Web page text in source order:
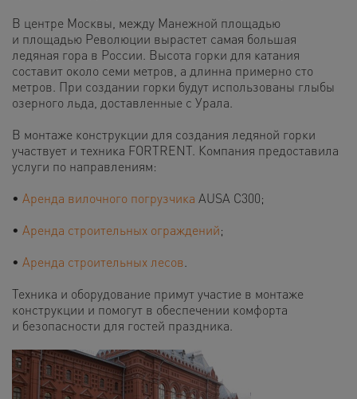
В центре Москвы, между Манежной площадью
и площадью Революции вырастет самая большая
ледяная гора в России. Высота горки для катания
составит около семи метров, а длинна примерно сто
метров. При создании горки будут использованы глыбы
озерного льда, доставленные с Урала.
В монтаже конструкции для создания ледяной горки
участвует и техника FORTRENT. Компания предоставила
услуги по направлениям:
• Аренда вилочного погрузчика AUSA C300;
• Аренда строительных ограждений;
• Аренда строительных лесов
Техника и оборудование примут участие в монтаже
конструкции и помогут в обеспечении комфорта
и безопасности для гостей праздника.